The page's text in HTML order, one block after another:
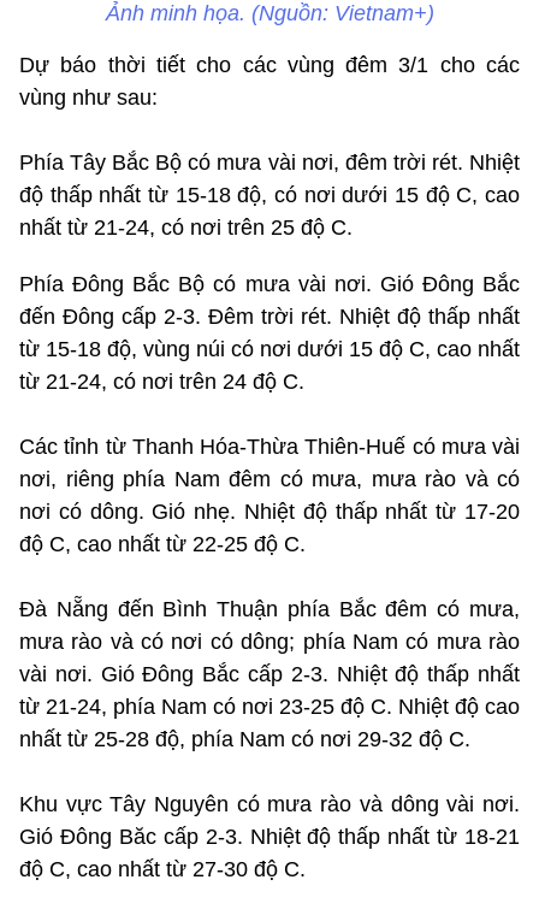
Ảnh minh họa. (Nguồn: Vietnam+)
Dự báo thời tiết cho các vùng đêm 3/1 cho các
vùng như sau:
Phía Tây Bắc Bộ có mưa vài nơi, đêm trời rét. Nhiệt
độ thấp nhất từ 15-18 độ, có nơi dưới 15 độ C, cao
nhất từ 21-24, có nơi trên 25 độ C.
Phía Đông Bắc Bộ có mưa vài nơi. Gió Đông Bắc
đến Đông cấp 2-3. Đêm trời rét. Nhiệt độ thấp nhất
từ 15-18 độ, vùng núi có nơi dưới 15 độ C, cao nhất
từ 21-24, có nơi trên 24 độ C.
Các tỉnh từ Thanh Hóa-Thừa Thiên-Huế có mưa vài
nơi, riêng phía Nam đêm có mưa, mưa rào và có
nơi có dông. Gió nhẹ. Nhiệt độ thấp nhất từ 17-20
độ C, cao nhất từ 22-25 độ C.
Đà Nẵng đến Bình Thuận phía Bắc đêm có mưa,
mưa rào và có nơi có dông; phía Nam có mưa rào
vài nơi. Gió Đông Bắc cấp 2-3. Nhiệt độ thấp nhất
từ 21-24, phía Nam có nơi 23-25 độ C. Nhiệt độ cao
nhất từ 25-28 độ, phía Nam có nơi 29-32 độ C.
Khu vực Tây Nguyên có mưa rào và dông vài nơi.
Gió Đông Băc cấp 2-3. Nhiệt độ thấp nhất từ 18-21
độ C, cao nhất từ 27-30 độ C.